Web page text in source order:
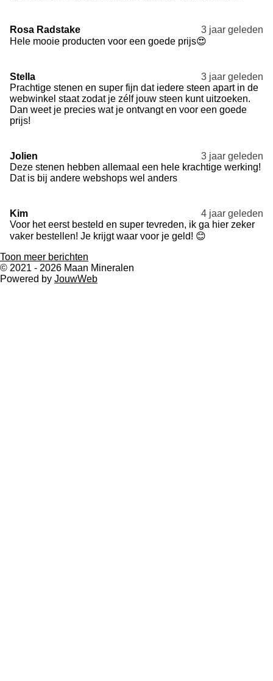
Rosa Radstake
3 jaar geleden
Hele mooie producten voor een goede prijs😍
Stella
3 jaar geleden
Prachtige stenen en super fijn dat iedere steen apart in de
webwinkel staat zodat je zélf jouw steen kunt uitzoeken.
Dan weet je precies wat je ontvangt en voor een goede
prijs!
Jolien
3 jaar geleden
Deze stenen hebben allemaal een hele krachtige werking!
Dat is bij andere webshops wel anders
Kim
4 jaar geleden
Voor het eerst besteld en super tevreden, ik ga hier zeker
vaker bestellen! Je krijgt waar voor je geld! 😊
Toon meer berichten
© 2021 - 2026 Maan Mineralen
Powered by JouwWeb